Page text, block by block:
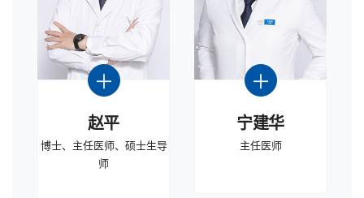
赵平
博士、主任医师、硕士生导
师
宁建华
主任医师